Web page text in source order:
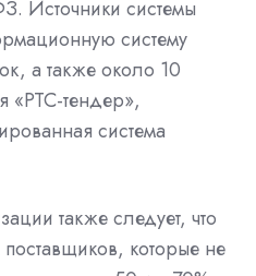
Источники системы
систему
а также около 10
«РТС-тендер»,
система
также следует, что
поставщиков, которые не